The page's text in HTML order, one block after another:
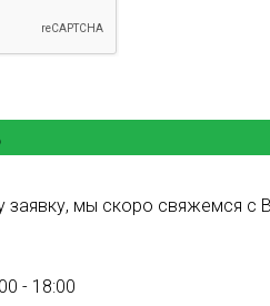
мы скоро свяжемся с
- 18:00